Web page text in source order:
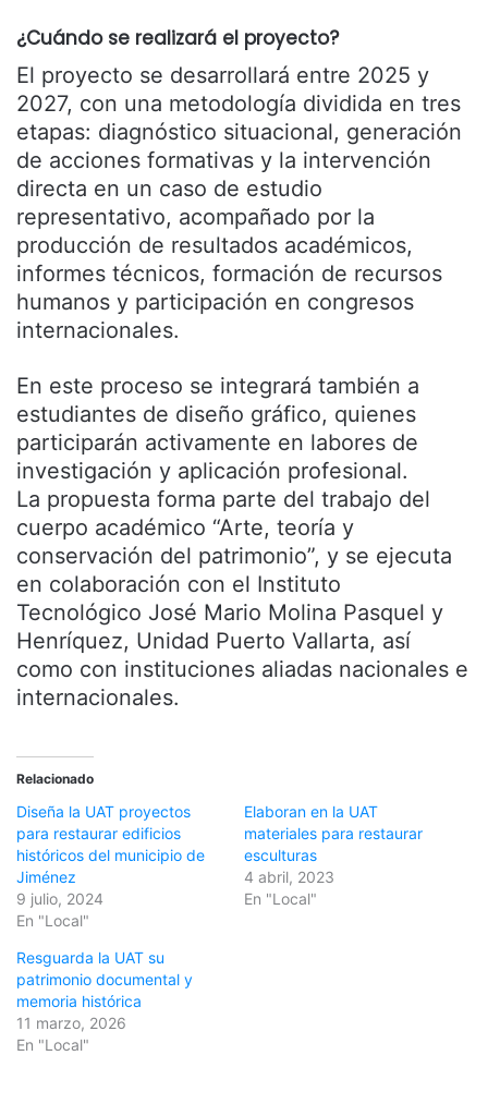
¿Cuándo se realizará el proyecto?
El proyecto se desarrollará entre 2025 y
2027, con una metodología dividida en tres
etapas: diagnóstico situacional, generación
de acciones formativas y la intervención
directa en un caso de estudio
representativo, acompañado por la
producción de resultados académicos,
informes técnicos, formación de recursos
humanos y participación en congresos
internacionales.
En este proceso se integrará también a
estudiantes de diseño gráfico, quienes
participarán activamente en labores de
investigación y aplicación profesional.
La propuesta forma parte del trabajo del
cuerpo académico “Arte, teoría y
conservación del patrimonio”, y se ejecuta
en colaboración con el Instituto
Tecnológico José Mario Molina Pasquel y
Henríquez, Unidad Puerto Vallarta, así
como con instituciones aliadas nacionales e
internacionales.
Relacionado
Diseña la UAT proyectos
para restaurar edificios
históricos del municipio de
Jiménez
9 julio, 2024
En "Local"
Elaboran en la UAT
materiales para restaurar
esculturas
4 abril, 2023
En "Local"
Resguarda la UAT su
patrimonio documental y
memoria histórica
11 marzo, 2026
En "Local"